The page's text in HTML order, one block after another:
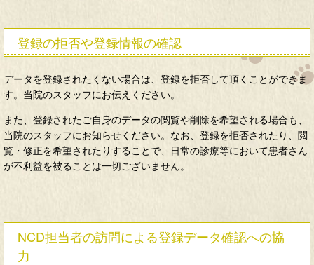
登録の拒否や登録情報の確認
データを登録されたくない場合は、登録を拒否して頂くことができま
す。当院のスタッフにお伝えください。
また、登録されたご自身のデータの閲覧や削除を希望される場合も、
当院のスタッフにお知らせください。なお、登録を拒否されたり、閲
覧・修正を希望されたりすることで、日常の診療等において患者さん
が不利益を被ることは一切ございません。
NCD担当者の訪問による登録データ確認への協
力